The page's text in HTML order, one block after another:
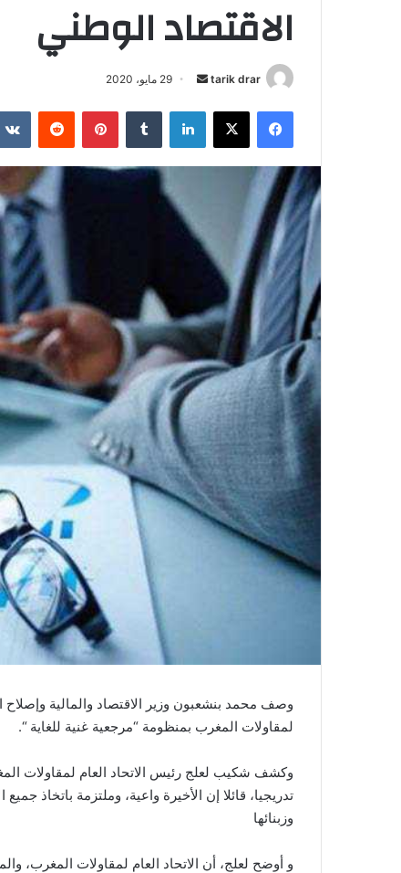
الاقتصاد الوطني
tarik drar
س
ل
ب
د
ك
ر
و
29 مايو، 2020
فيسبوك لينكدإن بينتيريست
وصف محمد بنشعبون وزير الاقتصاد والمالية وإصلاح
لمقاولات المغرب بمنظومة “مرجعية غنية للغاية “.
وكشف شكيب لعلج رئيس الاتحاد العام لمقاولات
تدريجيا، قائلا إن الأخيرة واعية، وملتزمة باتخاذ
وزبنائها
و أوضح لعلج، أن الاتحاد العام لمقاولات المغرب،